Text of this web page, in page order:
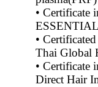
• Certificate
•
Thai Global
• Certificate
Direct Hair